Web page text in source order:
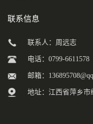
联系信息
联系人：周远志
电话：0799-6611578
邮箱：
地址：江西省萍乡市